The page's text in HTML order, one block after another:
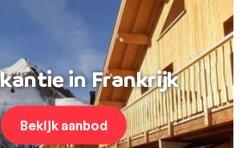
in Frankrijk
Bekijk aanbod